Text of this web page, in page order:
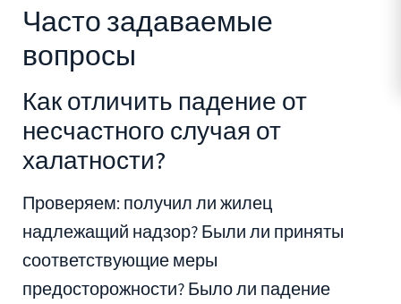
Часто задаваемые
вопросы
Как отличить падение от
несчастного случая от
халатности?
Проверяем: получил ли жилец
надлежащий надзор? Были ли приняты
соответствующие меры
предосторожности? Было ли падение